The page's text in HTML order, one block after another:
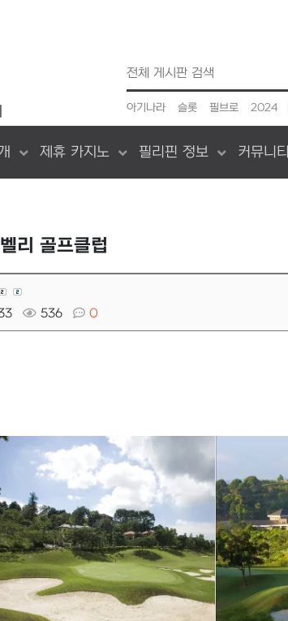
인기검색어
아기나라 슬롯 필브로 2024
제휴 카지노 필리핀 정보 커뮤니티
리 골프클럽
536 0